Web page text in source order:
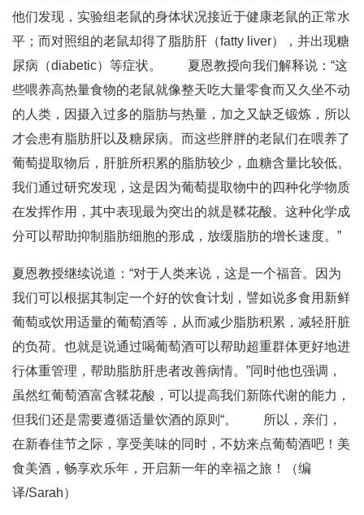
他们发现，实验组老鼠的身体状况接近于健康老鼠的正常水
平；而对照组的老鼠却得了脂肪肝（fatty liver），并出现糖
尿病（diabetic）等症状。 夏恩教授向我们解释说：“这
些喂养高热量食物的老鼠就像整天吃大量零食而又久坐不动
的人类，因摄入过多的脂肪与热量，加之又缺乏锻炼，所以
才会患有脂肪肝以及糖尿病。而这些胖胖的老鼠们在喂养了
葡萄提取物后，肝脏所积累的脂肪较少，血糖含量比较低。
我们通过研究发现，这是因为葡萄提取物中的四种化学物质
在发挥作用，其中表现最为突出的就是鞣花酸。这种化学成
分可以帮助抑制脂肪细胞的形成，放缓脂肪的增长速度。”
夏恩教授继续说道：“对于人类来说，这是一个福音。因为
我们可以根据其制定一个好的饮食计划，譬如说多食用新鲜
葡萄或饮用适量的葡萄酒等，从而减少脂肪积累，减轻肝脏
的负荷。也就是说通过喝葡萄酒可以帮助超重群体更好地进
行体重管理，帮助脂肪肝患者改善病情。”同时他也强调，
虽然红葡萄酒富含鞣花酸，可以提高我们新陈代谢的能力，
但我们还是需要遵循适量饮酒的原则“。 所以，亲们，
在新春佳节之际，享受美味的同时，不妨来点葡萄酒吧！美
食美酒，畅享欢乐年，开启新一年的幸福之旅！（编
译/Sarah）